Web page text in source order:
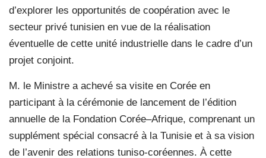
d’explorer les opportunités de coopération avec le
secteur privé tunisien en vue de la réalisation
éventuelle de cette unité industrielle dans le cadre d’un
projet conjoint.
M. le Ministre a achevé sa visite en Corée en
participant à la cérémonie de lancement de l’édition
annuelle de la Fondation Corée–Afrique, comprenant un
supplément spécial consacré à la Tunisie et à sa vision
de l’avenir des relations tuniso-coréennes. À cette